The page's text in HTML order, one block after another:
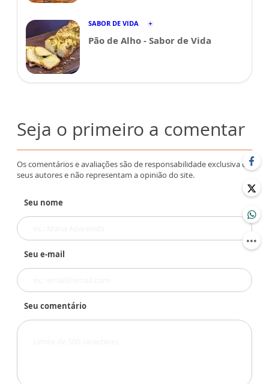
SABOR DE VIDA
Pão de Alho - Sabor de Vida
Seja o primeiro a comentar
Os comentários e avaliações são de responsabilidade exclusiva de
seus autores e não representam a opinião do site.
Seu nome
Seu e-mail
Seu comentário